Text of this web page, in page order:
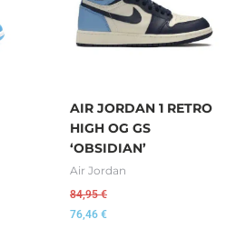
AIR JORDAN 1 RETRO
HIGH OG GS
‘OBSIDIAN’
Air Jordan
84,95€
76,46 €